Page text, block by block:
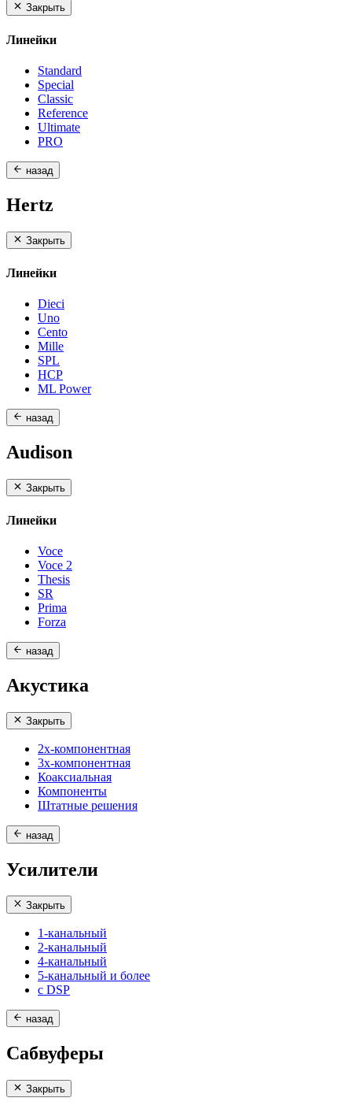
Закрыть
Линейки
Standard
Special
Classic
Reference
Ultimate
PRO
назад
Hertz
Закрыть
Линейки
Dieci
Uno
Cento
Mille
SPL
HCP
ML Power
назад
Audison
Закрыть
Линейки
Voce
Voce 2
Thesis
SR
Prima
Forza
назад
Акустика
Закрыть
2х-компонентная
3х-компонентная
Коаксиальная
Компоненты
Штатные решения
назад
Усилители
Закрыть
1-канальный
2-канальный
4-канальный
5-канальный и более
с DSP
назад
Сабвуферы
Закрыть